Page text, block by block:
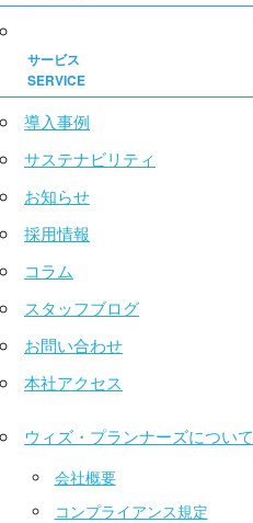
サービス
SERVICE
導入事例
サステナビリティ
お知らせ
採用情報
コラム
スタッフブログ
お問い合わせ
本社アクセス
ウィズ・プランナーズについて
会社概要
コンプライアンス規定